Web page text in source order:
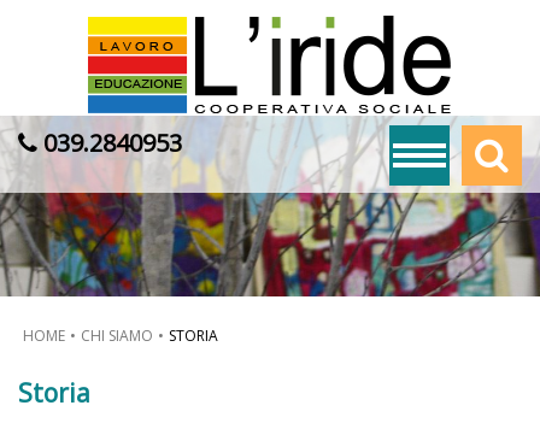
039.2840953
HOME CHI SIAMO STORIA
Storia